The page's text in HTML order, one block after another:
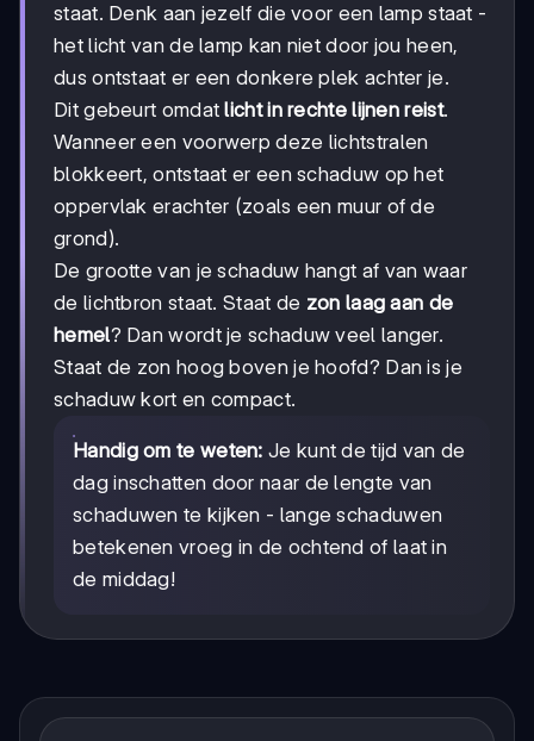
staat. Denk aan jezelf die voor een lamp staat -
het licht van de lamp kan niet door jou heen,
dus ontstaat er een donkere plek achter je.
Dit gebeurt omdatlicht in rechte lijnen reist.
Wanneer een voorwerp deze lichtstralen
blokkeert, ontstaat er een schaduw op het
oppervlak erachter (zoals een muur of de
grond).
De grootte van je schaduw hangt af van waar
de lichtbron staat. Staat de zon laag aan de
hemel? Dan wordt je schaduw veel langer.
Staat de zon hoog boven je hoofd? Dan is je
schaduw kort en compact.
Handig om te weten: Je kunt de tijd van de
dag inschatten door naar de lengte van
schaduwen te kijken - lange schaduwen
betekenen vroeg in de ochtend of laat in
de middag!